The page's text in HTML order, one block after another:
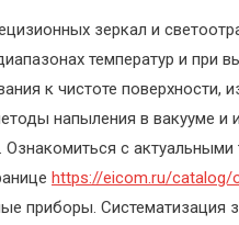
зеркал и
температур и при
к чистоте поверхности,
напыления в вакууме
с
https://eicom.ru/
приборы. Систематизация